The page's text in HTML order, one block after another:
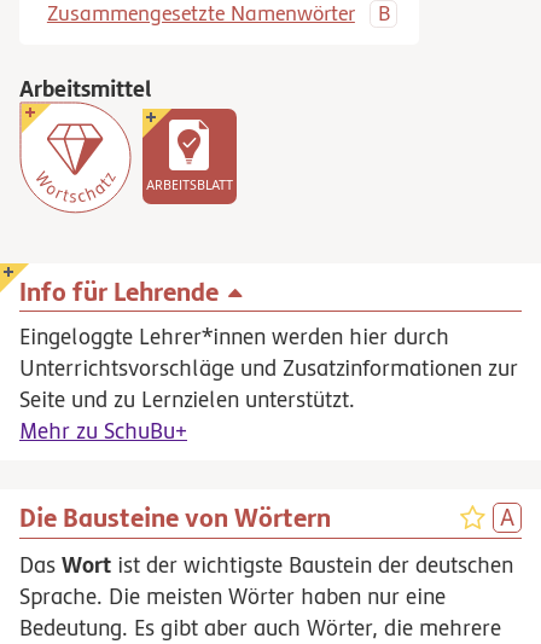
Zusammengesetzte Namenwörter
Arbeitsmittel
ARBEITSBLATT
Info für Lehrende
Eingeloggte Lehrer*innen werden hier durch
Unterrichtsvorschläge und Zusatzinformationen zur
Seite und zu Lernzielen unterstützt.
Mehr zu SchuBu+
Die Bausteine von Wörtern
Das Wort ist der wichtigste Baustein der deutschen
Sprache. Die meisten Wörter haben nur eine
Bedeutung. Es gibt aber auch Wörter, die mehrere